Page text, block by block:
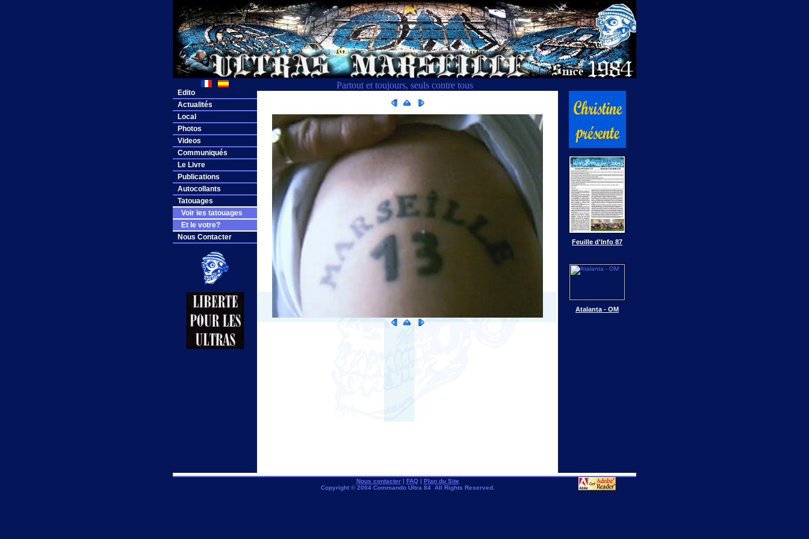
Partout et toujours, seuls contre tous
Edito
Actualités
Local
Photos
Videos
Communiqués
Le Livre
Publications
Autocollants
Tatouages
Voir les tatouages
Et le votre?
Nous Contacter
Feuille d'Info 87
Atalanta - OM
Nous contacter| FAQ| Plan du Site
Copyright © 2004 Commando Ultra 84 All Rights Reserved.